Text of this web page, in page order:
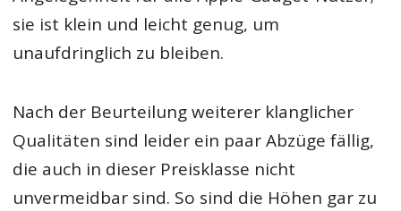
sie ist klein und leicht genug, um
unaufdringlich zu bleiben.
Nach der Beurteilung weiterer klanglicher
Qualitäten sind leider ein paar Abzüge fällig,
die auch in dieser Preisklasse nicht
unvermeidbar sind. So sind die Höhen gar zu